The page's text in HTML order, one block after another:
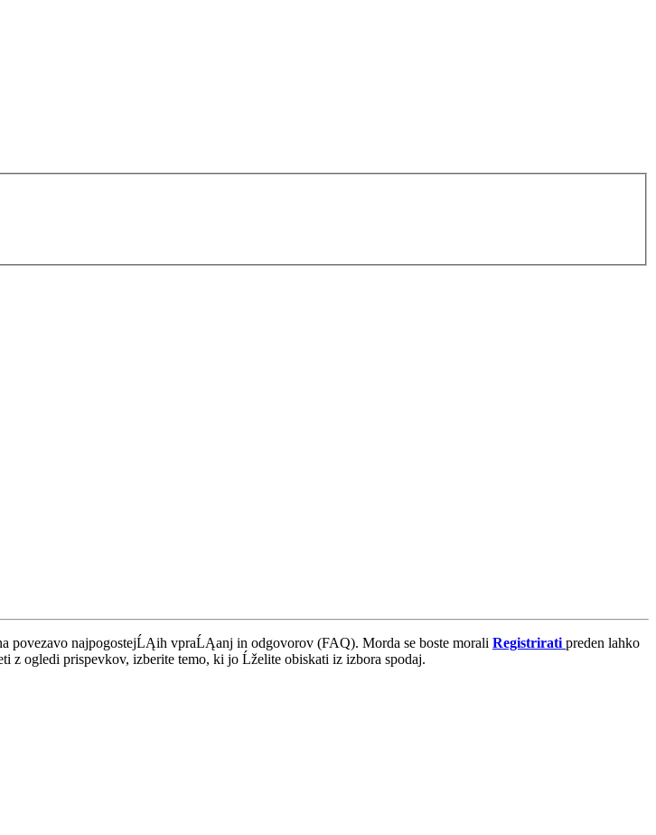
povezavo najpogostejĹĄih vpraĹĄanj in odgovorov (FAQ). Morda se boste morali Registrirati preden lahko
ogledi prispevkov, izberite temo, ki jo Ĺželite obiskati iz izbora spodaj.